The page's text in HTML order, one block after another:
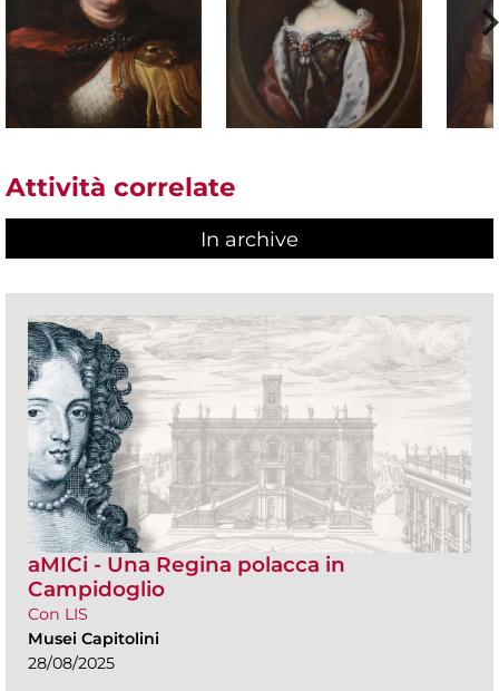
Attività correlate
In archive
aMICi - Una Regina polacca in
Campidoglio
Con LIS
Musei Capitolini
28/08/2025